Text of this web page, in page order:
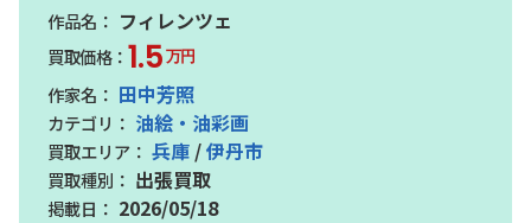
フィレンツェ
1.5万円
田中芳照
油絵・油彩画
兵庫 /伊丹市
出張買取
2026/05/18